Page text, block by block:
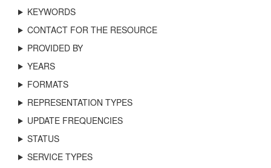
KEYWORDS
CONTACT FOR THE RESOURCE
PROVIDED BY
YEARS
FORMATS
REPRESENTATION TYPES
UPDATE FREQUENCIES
STATUS
SERVICE TYPES